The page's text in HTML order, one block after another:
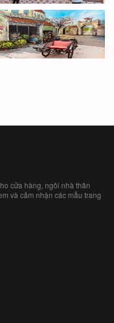
cửa hàng, ngôi nhà thân
và cảm nhận các mẫu trang